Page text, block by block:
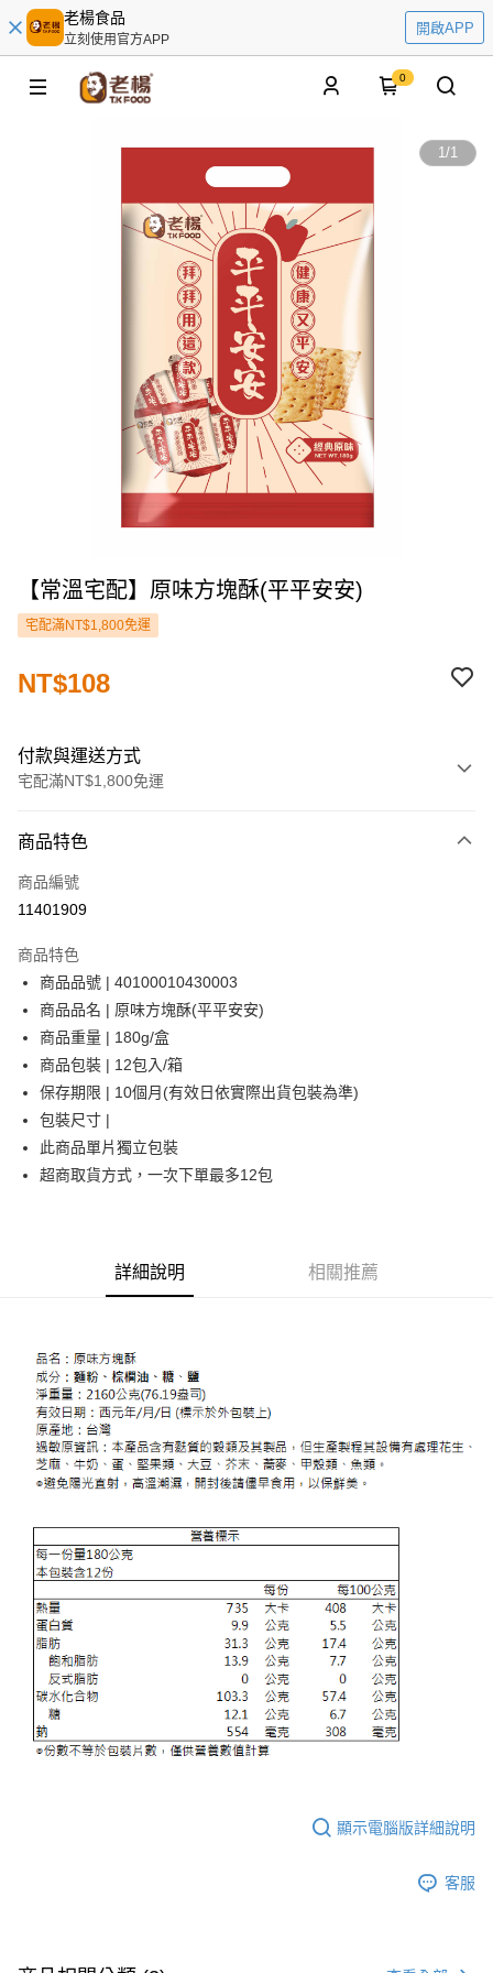
老楊食品
立刻使用官方APP
開啟APP
0
1/1
【常溫宅配】原味方塊酥(平平安安)
宅配滿NT$1,800免運
NT$108
付款與運送方式
宅配滿NT$1,800免運
信用卡一次付款
LINE Pay
ATM付款
運送方式
常溫宅配(本島)
每筆NT$150，滿NT$1,800(含以上)免運費
常溫宅配(離島)，配送範圍只限澎湖部分地區：馬公市/白沙鄉/湖西
鄉/澎南區/西嶼鄉
商品特色
商品編號
11401909
商品特色
商品品號 | 40100010430003
商品品名 | 原味方塊酥(平平安安)
商品重量 | 180g/盒
商品包裝 | 12包入/箱
保存期限 | 10個月(有效日依實際出貨包裝為準)
包裝尺寸 |
此商品單片獨立包裝
超商取貨方式，一次下單最多12包
詳細說明 相關推薦
顯示電腦版詳細說明
客服